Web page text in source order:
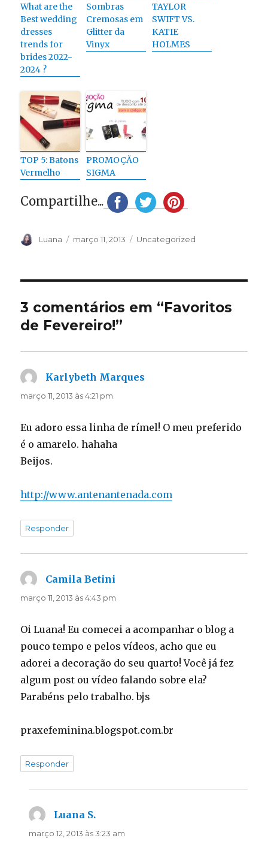
What are the
Best wedding
dresses
trends for
brides 2022-
2024 ?
Sombras
Cremosas em
Glitter da
Vinyx
TAYLOR
SWIFT VS.
KATIE
HOLMES
TOP 5: Batons
Vermelho
PROMOÇÃO
SIGMA
Compartilhe...
Autor
Luana
Publicado
março 11, 2013 Categorias
Uncategorized
3 comentários em “Favoritos
de Fevereiro!”
Karlybeth Marques
março 11, 2013 às 4:21 pm
Eu adoro essa linha de rímel! O meu preferido
é o amarelo. hahaha
Beijos.
http://www.antenantenada.com
Responder
Camila Betini
março 11, 2013 às 4:43 pm
Oi Luana! Eu comecei a acompanhar o blog a
pouco tempo e pelos vídeos, acho que eu
adorei a decoração do seu quarto! Você já fez
algum post ou vídeo falando sobre ela?
Parabéns pelo trabalho. bjs
praxefeminina.blogspot.com.br
Responder
Luana S.
março 12, 2013 às 3:23 am